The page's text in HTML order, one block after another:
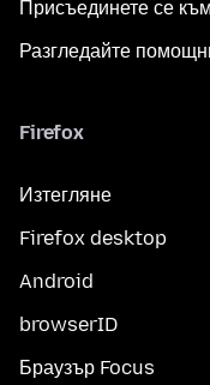
Присъединете се
Разгледайте
Firefox
Изтегляне
Firefox desktop
Android
browserID
Браузър Focus